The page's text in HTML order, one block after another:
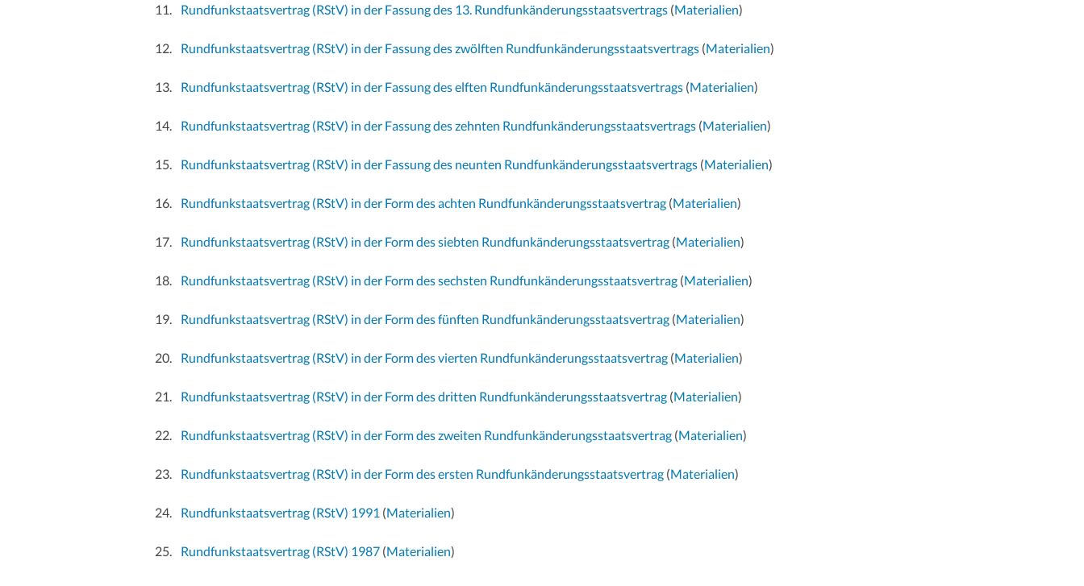
Rundfunkstaatsvertrag (RStV) in der Fassung des 13. Rundfunkänderungsstaatsvertrags (Materialien)
Rundfunkstaatsvertrag (RStV) in der Fassung des zwölften Rundfunkänderungsstaatsvertrags (Materialien)
Rundfunkstaatsvertrag (RStV) in der Fassung des elften Rundfunkänderungsstaatsvertrags (Materialien)
Rundfunkstaatsvertrag (RStV) in der Fassung des zehnten Rundfunkänderungsstaatsvertrags (Materialien)
Rundfunkstaatsvertrag (RStV) in der Fassung des neunten Rundfunkänderungsstaatsvertrags (Materialien)
Rundfunkstaatsvertrag (RStV) in der Form des achten Rundfunkänderungsstaatsvertrag (Materialien)
Rundfunkstaatsvertrag (RStV) in der Form des siebten Rundfunkänderungsstaatsvertrag (Materialien)
Rundfunkstaatsvertrag (RStV) in der Form des sechsten Rundfunkänderungsstaatsvertrag (Materialien)
Rundfunkstaatsvertrag (RStV) in der Form des fünften Rundfunkänderungsstaatsvertrag (Materialien)
Rundfunkstaatsvertrag (RStV) in der Form des vierten Rundfunkänderungsstaatsvertrag (Materialien)
Rundfunkstaatsvertrag (RStV) in der Form des dritten Rundfunkänderungsstaatsvertrag (Materialien)
Rundfunkstaatsvertrag (RStV) in der Form des zweiten Rundfunkänderungsstaatsvertrag (Materialien)
Rundfunkstaatsvertrag (RStV) in der Form des ersten Rundfunkänderungsstaatsvertrag (Materialien)
Rundfunkstaatsvertrag (RStV) 1991 (Materialien)
Rundfunkstaatsvertrag (RStV) 1987 (Materialien)